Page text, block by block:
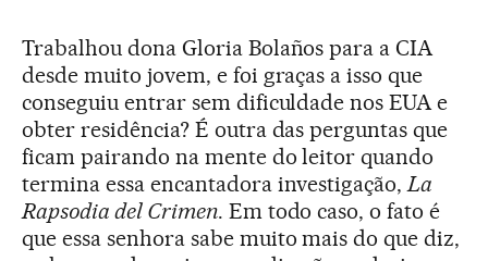
Trabalhou dona Gloria Bolaños para a CIA
desde muito jovem, e foi graças a isso que
conseguiu entrar sem dificuldade nos EUA e
obter residência? É outra das perguntas que
ficam pairando na mente do leitor quando
termina essa encantadora investigação,La
Rapsodia del Crimen. Em todo caso, o fato é
que essa senhora sabe muito mais do que diz,